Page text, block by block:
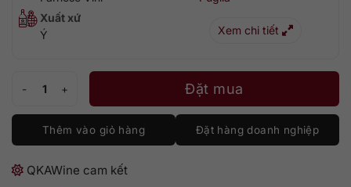
Xuất xứ
Ý
Xem chi tiết
Leggenda Primitivo Limited số lượngĐặt mua
Thêm vào giỏ hàng Đặt hàng doanh nghiệp
QKAWine cam kết